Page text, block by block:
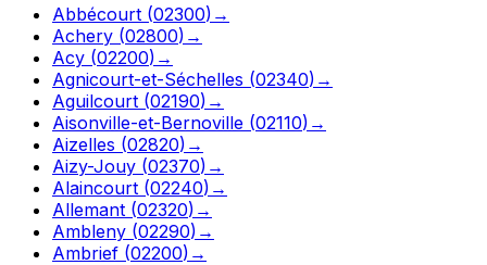
Abbécourt (02300) →
Achery (02800) →
Acy (02200) →
Agnicourt-et-Séchelles (02340) →
Aguilcourt (02190) →
Aisonville-et-Bernoville (02110) →
Aizelles (02820) →
Aizy-Jouy (02370) →
Alaincourt (02240) →
Allemant (02320) →
Ambleny (02290) →
Ambrief (02200) →